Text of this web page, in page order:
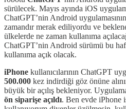
sürülecek. Mayıs ayında iOS
ChatGPT’nin Android
zamandır merak ediliyordu ve
ülkelerde ne zaman kullanıma
ChatGPT’nin Android sürümü bu
kullanıma açık olacak.
iPhone kullanıcılarının ChatGPT
500.000 kez indirdiği göz önüne
büyük bir açılış bekleniyor.
ön siparişe açıldı. Ben evde iPhone